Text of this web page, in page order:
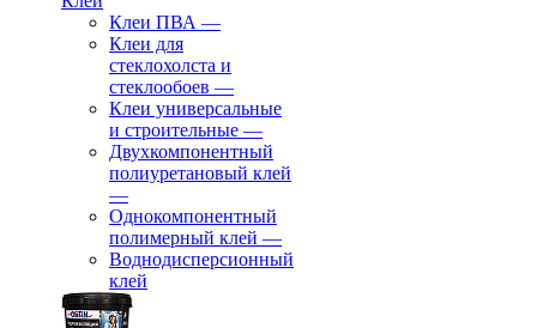
Клеи ПВА —
Клеи для
стеклохолста и
стеклообоев —
Клеи универсальные
и строительные —
Двухкомпонентный
полиуретановый клей
—
Однокомпонентный
полимерный клей —
Воднодисперсионный
клей